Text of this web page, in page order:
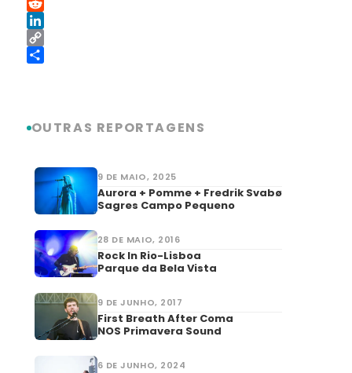
Reddit
LinkedIn
Copy
OUTRAS REPORTAGENS
9 DE MAIO, 2025
Aurora + Pomme + Fredrik Svabø
Sagres Campo Pequeno
28 DE MAIO, 2016
Rock In Rio-Lisboa
Parque da Bela Vista
9 DE JUNHO, 2017
First Breath After Coma
NOS Primavera Sound
6 DE JUNHO, 2024